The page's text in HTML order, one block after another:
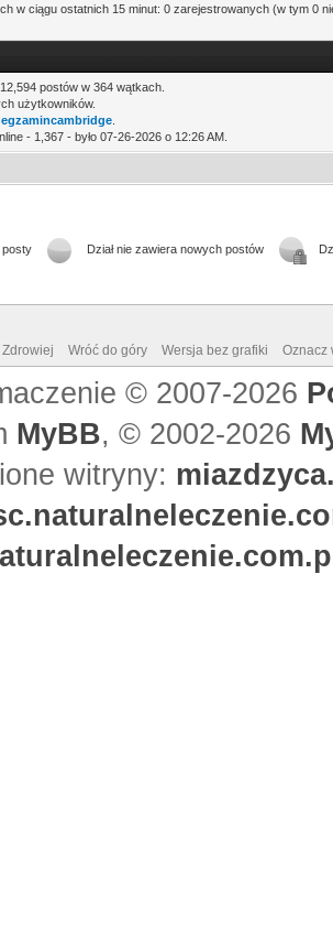
w ciągu ostatnich 15 minut: 0 zarejestrowanych (w tym 0
postów w 364 wątkach.
użytkowników.
egzamincambridge
- 1,367 - było 07-26-2026 o 12:26 AM.
posty Dział nie zawiera nowych postów
Zdrowiej Wróć do góry Wersja bez grafiki Oznacz
© 2007-2026
MyBB, © 2002-2026
witryny: